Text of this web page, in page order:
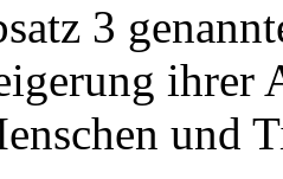
3
ihrer
und